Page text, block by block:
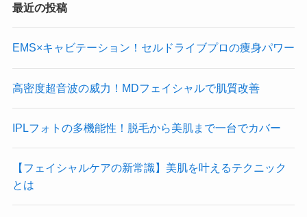
最近の投稿
EMS×キャビテーション！セルドライブプロの痩身パワー
高密度超音波の威力！MDフェイシャルで肌質改善
IPLフォトの多機能性！脱毛から美肌まで一台でカバー
【フェイシャルケアの新常識】美肌を叶えるテクニック
とは